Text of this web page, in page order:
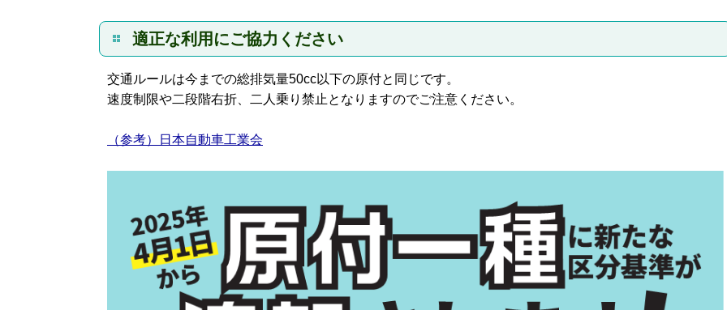
適正な利用にご協力ください
交通ルールは今までの総排気量50cc以下の原付と同じです。
速度制限や二段階右折、二人乗り禁止となりますのでご注意ください。
（参考）日本自動車工業会